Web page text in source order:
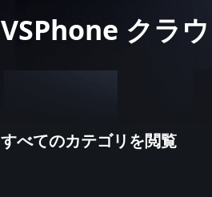
VSPhone クラ
すべてのカテゴリを閲覧